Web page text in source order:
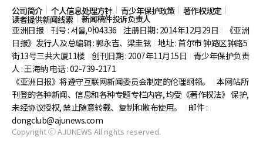
公司简介 个人信息处理方针 青少年保护政策 著作权规定
读者提供新闻线索
新闻稿件投诉负责人
亚洲日报
刊号 : 서울,아04336 注册日期 : 2014年12月29日
《亚洲
日报》发行人及总编辑 : 郭永吉、梁圭铉 地址 : 首尔市钟路区钟路5
街13号三共大厦11楼 创刊日期 : 2007年11月15日
青少年保护负责
人 : 王海纳 电话 : 02-739-2171
《亚洲日报》将遵守互联网新闻委员会制定的伦理纲领。
本网站所
刊登的各种新闻、信息和各种专题专栏内容, 均受《著作权法》 保护,
未经协议授权, 禁止随意转载、复制和散布使用。
邮件 :
dongclub@ajunews.com
Copyright ⓒ AJUNEWS All rights reserved.